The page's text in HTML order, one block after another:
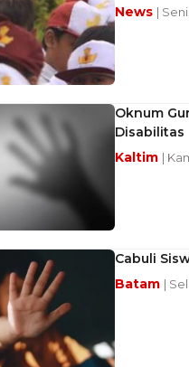
News |
Oknum
Disabilitas
Kaltim |
Cabuli
Batam |